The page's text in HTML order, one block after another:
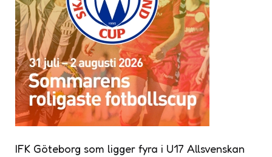
IFK Göteborg som ligger fyra i U17 Allsvenskan